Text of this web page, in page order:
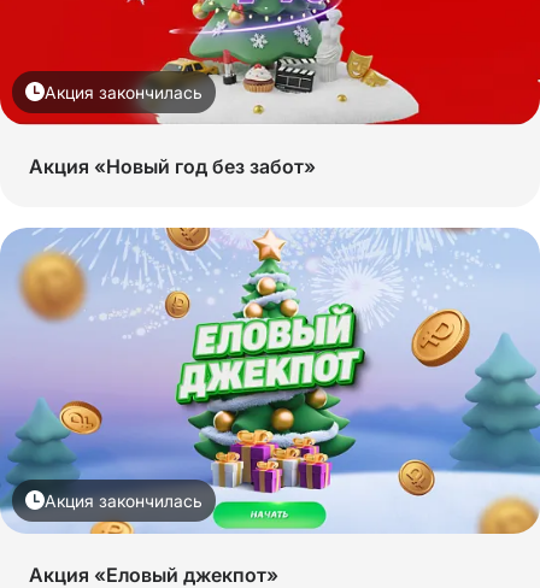
Акция закончилась
Акция «Новый год без забот»
Акция закончилась
Акция «Еловый джекпот»